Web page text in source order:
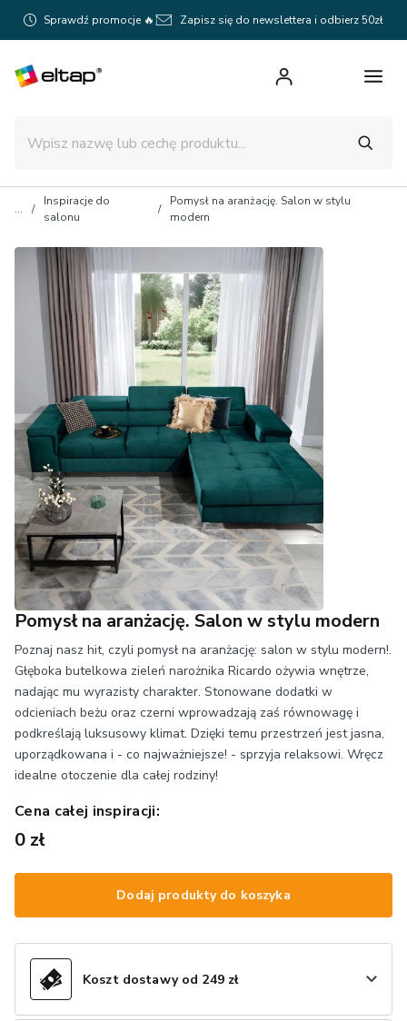
Sprawdź promocje 🔥 Zapisz się do newslettera i odbierz 50zł
Inspiracje do
salonu
Pomysł na aranżację. Salon w stylu
modern
Pomysł na aranżację. Salon w stylu modern
Poznaj nasz hit, czyli pomysł na aranżację: salon w stylu modern!.
Głęboka butelkowa zieleń narożnika Ricardo ożywia wnętrze,
nadając mu wyrazisty charakter. Stonowane dodatki w
odcieniach beżu oraz czerni wprowadzają zaś równowagę i
podkreślają luksusowy klimat. Dzięki temu przestrzeń jest jasna,
uporządkowana i - co najważniejsze! - sprzyja relaksowi. Wręcz
idealne otoczenie dla całej rodziny!
Cena całej inspiracji:
0 zł
Dodaj produkty do koszyka
Koszt dostawy od 249 zł